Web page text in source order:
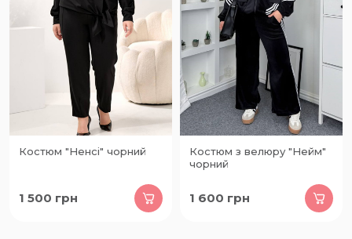
Костюм "Ненсі" чорний
1 500 грн
Костюм з велюру "Нейм"
чорний
1 600 грн